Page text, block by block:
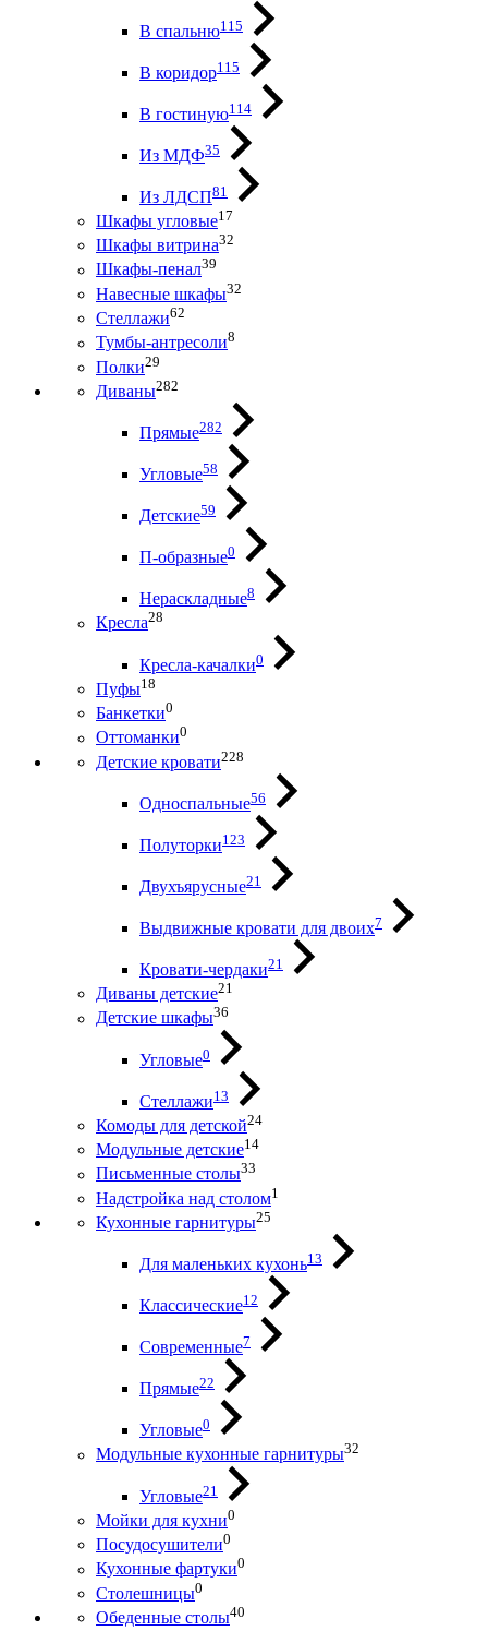
В спальню115
В коридор115
В гостиную114
Из МДФ35
Из ЛДСП81
Шкафы угловые17
Шкафы витрина32
Шкафы-пенал39
Навесные шкафы32
Стеллажи62
Тумбы-антресоли8
Полки29
Диваны282
Прямые282
Угловые58
Детские59
П-образные0
Нераскладные8
Кресла28
Кресла-качалки0
Пуфы18
Банкетки0
Оттоманки0
Детские кровати228
Односпальные56
Полуторки123
Двухъярусные21
Выдвижные кровати для двоих7
Кровати-чердаки21
Диваны детские21
Детские шкафы36
Угловые0
Стеллажи13
Комоды для детской24
Модульные детские14
Письменные столы33
Надстройка над столом1
Кухонные гарнитуры25
Для маленьких кухонь13
Классические12
Современные7
Прямые22
Угловые0
Модульные кухонные гарнитуры32
Угловые21
Мойки для кухни0
Посудосушители0
Кухонные фартуки0
Столешницы0
Обеденные столы40